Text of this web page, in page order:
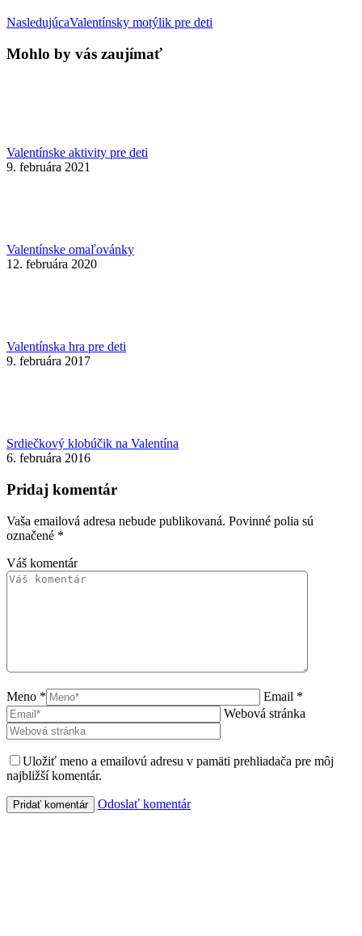
NasledujúcaNext
Valentínsky motýlik pre deti
Mohlo by vás zaujímať
Valentínske aktivity pre deti
9. februára 2021
Valentínske omaľovánky
12. februára 2020
Valentínska hra pre deti
9. februára 2017
Srdiečkový klobúčik na Valentína
6. februára 2016
Pridaj komentár
Vaša emailová adresa nebude publikovaná. Povinné polia sú
označené *
Váš komentár
Meno *
Email *
Webová stránka
Uložiť meno a emailovú adresu v pamäti prehliadača pre môj
najbližší komentár.
Odoslať komentár